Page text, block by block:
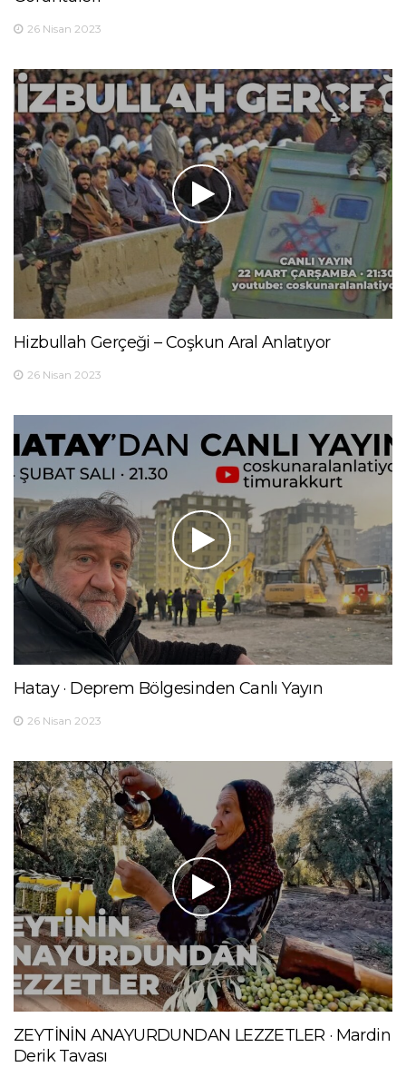
26 Nisan 2023
Hizbullah Gerçeği – Coşkun Aral Anlatıyor
26 Nisan 2023
Hatay · Deprem Bölgesinden Canlı Yayın
26 Nisan 2023
ZEYTİNİN ANAYURDUNDAN LEZZETLER · Mardin
Derik Tavası